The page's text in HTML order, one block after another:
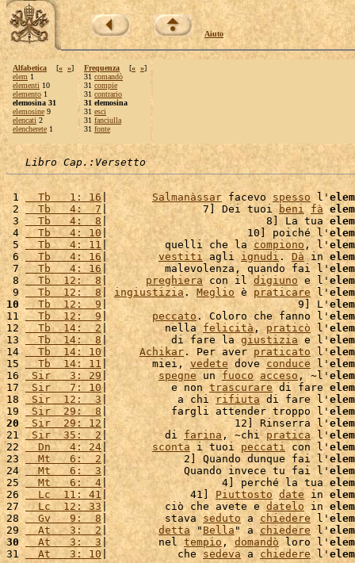
Aiuto
Alfabetica [« »]
elem 1
elementi 10
elemento 1
elemosina 31
elemosine 9
elencati 2
elencherete 1
Frequenza [« »]
31 comandò
31 compie
31 contrario
31 elemosina
31 esci
31 fanciulla
31 fonte
Libro Cap.:Versetto
1
  Tb   1: 16
| Salmanàssar facevo spesso l'
2
  Tb   4:  7
|               7] Dei tuoi beni fà
3
  Tb   4:  8
|                         8] La tua
4
  Tb   4: 10
|                      10] poiché l'
5
  Tb   4: 11
|         quelli che la compiono , l'
6
  Tb   4: 16
| vestiti agli ignudi . Dà in
7
  Tb   4: 16
|         malevolenza, quando fai l'
8
  Tb  12:  8
| preghiera con il digiuno e l'
9
  Tb  12:  8
| ingiustizia. Meglio è praticare l'
10
  Tb  12:  9
|                              9] L'
11
  Tb  12:  9
| peccato . Coloro che fanno l'
12
  Tb  14:  2
|         nella felicità, praticò l'
13
  Tb  14:  8
|          di fare la giustizia e l'
14
  Tb  14: 10
| Achikar . Per aver praticato l'
15
  Tb  14: 11
|       miei, vedete dove conduce l'
16
Sir   3: 29 | spegne un fuoco acceso , ~l'
17 Sir   7: 10|          e non trascurare di fare
18
Sir  12:  3 |           a chi rifiuta di fare l'
19 Sir  29:  8 |          fargli attender troppo l'
20 Sir  29: 12 |                    12] Rinserra l'
21
Sir  35:  2|         di farina , ~chi pratica l'
22
  Dn   4: 24
| sconta i tuoi peccati con l'
23
  Mt   6:  2
|            2] Quando dunque fai l'
24
  Mt   6:  3
|            Quando invece tu fai l'
25
  Mt   6:  4
|                  4] perché la tua
26
  Lc  11: 41
|             41] Piuttosto date in
27
  Lc  12: 33
|         ciò che avete e datelo in
28
  Gv   9:  8
|         stava seduto a chiedere l'
29
  At   3:  2
| detta " Bella" a chiedere l'
30
  At   3:  3
|        nel tempio, domandò loro l'
31
  At   3: 10
|           che sedeva a chiedere l'